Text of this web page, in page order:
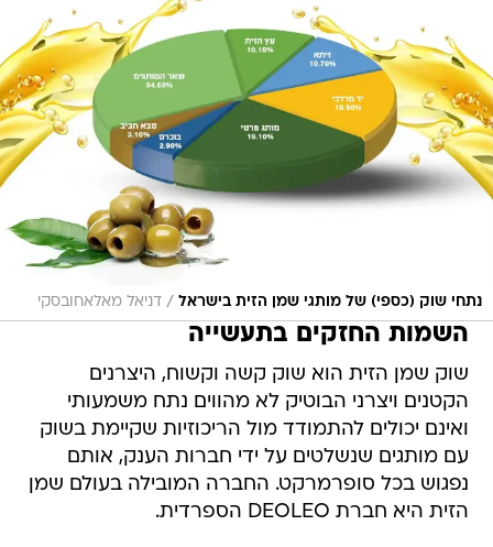
נתחי שוק (כספי) של מותגי שמן הזית בישראל / דניאל מאלאחובסקי
השמות החזקים בתעשייה
שוק שמן הזית הוא שוק קשה וקשוח, היצרנים
הקטנים ויצרני הבוטיק לא מהווים נתח משמעותי
ואינם יכולים להתמודד מול הריכוזיות שקיימת בשוק
עם מותגים שנשלטים על ידי חברות הענק, אותם
נפגוש בכל סופרמרקט. החברה המובילה בעולם שמן
הזית היא חברת DEOLEO הספרדית.